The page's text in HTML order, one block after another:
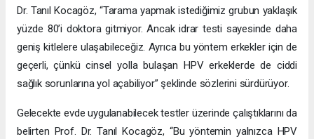
Dr. Tanıl Kocagöz, “Tarama yapmak istediğimiz grubun yaklaşık
yüzde 80’i doktora gitmiyor. Ancak idrar testi sayesinde daha
geniş kitlelere ulaşabileceğiz. Ayrıca bu yöntem erkekler için de
geçerli, çünkü cinsel yolla bulaşan HPV erkeklerde de ciddi
sağlık sorunlarına yol açabiliyor” şeklinde sözlerini sürdürüyor.
Gelecekte evde uygulanabilecek testler üzerinde çalıştıklarını da
belirten Prof. Dr. Tanıl Kocagöz, “Bu yöntemin yalnızca HPV